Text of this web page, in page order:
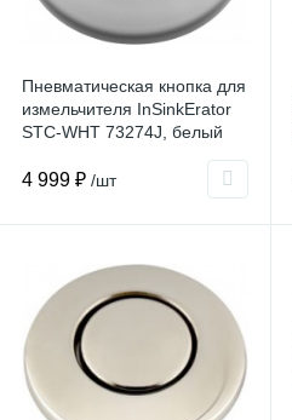
Пневматическая кнопка для
измельчителя InSinkErator
STC-WHT 73274J, белый
4 999 ₽ /шт